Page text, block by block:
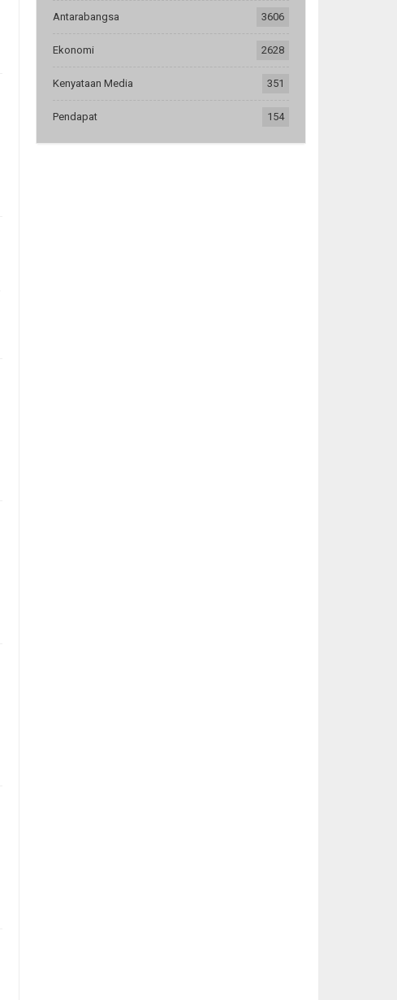
Antarabangsa 3606
Ekonomi 2628
Kenyataan Media 351
Pendapat 154